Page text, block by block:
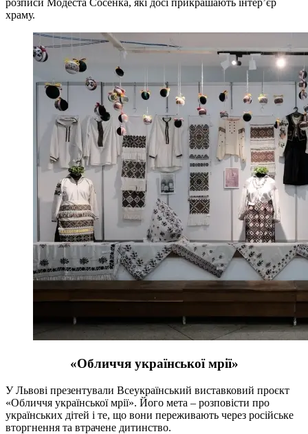
розписи Модеста Сосенка, які досі прикрашають інтерʼєр
храму.
«Обличчя української мрії»
У Львові презентували Всеукраїнський виставковий проєкт
«Обличчя української мрії». Його мета – розповісти про
українських дітей і те, що вони переживають через російське
вторгнення та втрачене дитинство.